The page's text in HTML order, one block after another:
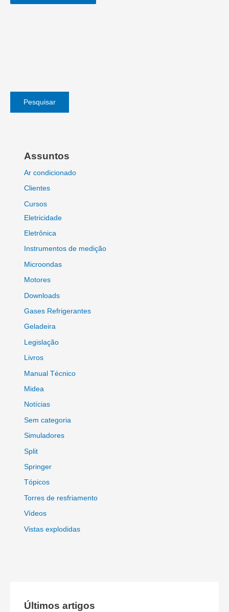
Pesquisar
Assuntos
Ar condicionado
Clientes
Cursos
Eletricidade
Eletrônica
Instrumentos de medição
Microondas
Motores
Downloads
Gases Refrigerantes
Geladeira
Legislação
Livros
Manual Técnico
Midea
Notícias
Sem categoria
Simuladores
Split
Springer
Tópicos
Torres de resfriamento
Vídeos
Vistas explodidas
Últimos artigos